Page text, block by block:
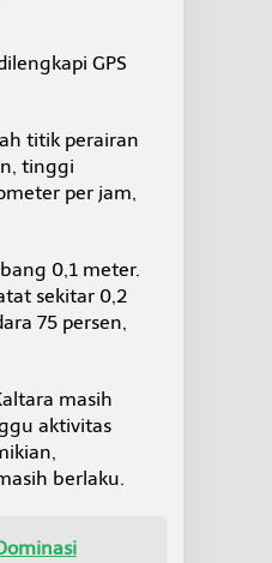
GPS
titik perairan
tinggi
per jam,
0,1 meter.
sekitar 0,2
75 persen,
masih
aktivitas
berlaku.